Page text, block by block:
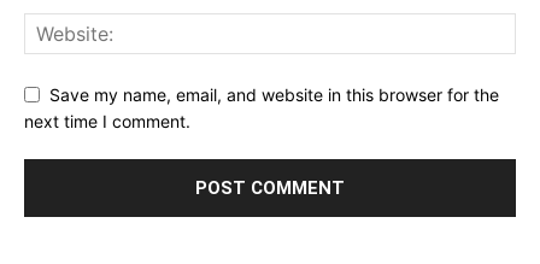
Save my name, email, and website in this browser for the
next time I comment.